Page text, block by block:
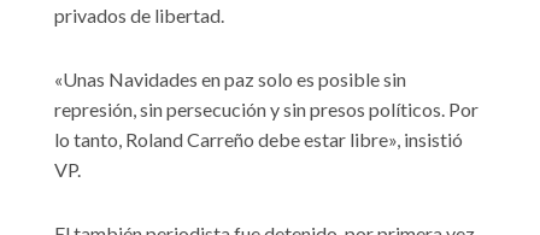
privados de libertad.
«Unas Navidades en paz solo es posible sin
represión, sin persecución y sin presos políticos. Por
lo tanto, Roland Carreño debe estar libre», insistió
VP.